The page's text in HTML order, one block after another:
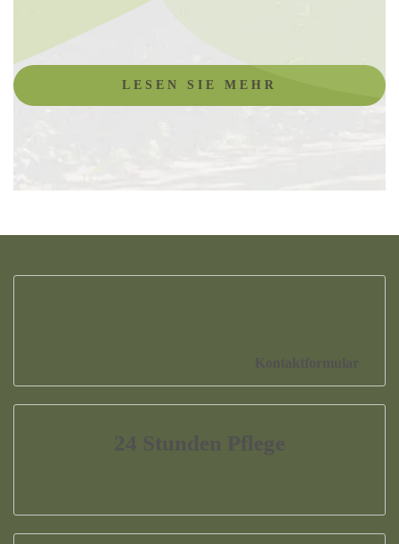
LESEN SIE MEHR